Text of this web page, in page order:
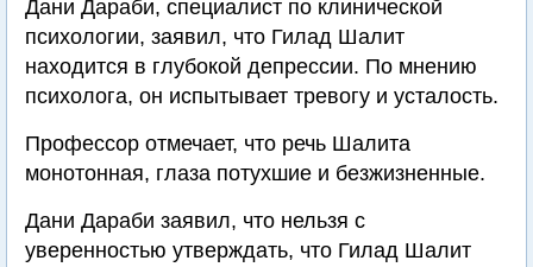
Дани Дараби, специалист по клинической
психологии, заявил, что Гилад Шалит
находится в глубокой депрессии. По мнению
психолога, он испытывает тревогу и усталость.
Профессор отмечает, что речь Шалита
монотонная, глаза потухшие и безжизненные.
Дани Дараби заявил, что нельзя с
уверенностью утверждать, что Гилад Шалит